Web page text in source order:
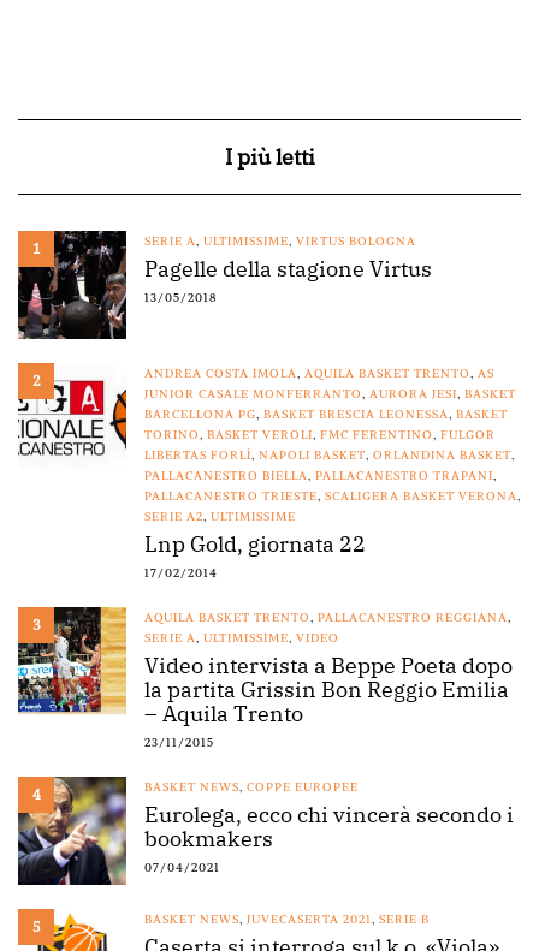
I più letti
1 SERIE A, ULTIMISSIME, VIRTUS BOLOGNA
Pagelle della stagione Virtus
13/05/2018
2 ANDREA COSTA IMOLA, AQUILA BASKET TRENTO, AS
JUNIOR CASALE MONFERRANTO, AURORA JESI, BASKET
BARCELLONA PG, BASKET BRESCIA LEONESSA, BASKET
TORINO, BASKET VEROLI, FMC FERENTINO, FULGOR
LIBERTAS FORLÌ, NAPOLI BASKET, ORLANDINA BASKET,
PALLACANESTRO BIELLA, PALLACANESTRO TRAPANI,
PALLACANESTRO TRIESTE, SCALIGERA BASKET VERONA,
SERIE A2, ULTIMISSIME
Lnp Gold, giornata 22
17/02/2014
3 AQUILA BASKET TRENTO, PALLACANESTRO REGGIANA,
SERIE A, ULTIMISSIME, VIDEO
Video intervista a Beppe Poeta dopo
la partita Grissin Bon Reggio Emilia
– Aquila Trento
23/11/2015
4 BASKET NEWS, COPPE EUROPEE
Eurolega, ecco chi vincerà secondo i
bookmakers
07/04/2021
5 BASKET NEWS, JUVECASERTA 2021, SERIE B